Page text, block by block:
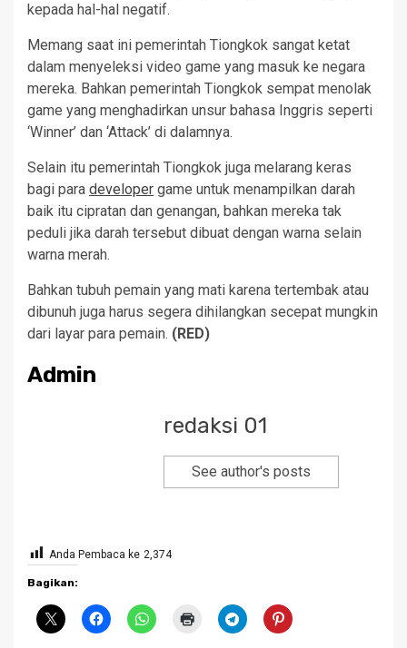
kepada hal-hal negatif.
Memang saat ini pemerintah Tiongkok sangat ketat
dalam menyeleksi video game yang masuk ke negara
mereka. Bahkan pemerintah Tiongkok sempat menolak
game yang menghadirkan unsur bahasa Inggris seperti
‘Winner’ dan ‘Attack’ di dalamnya.
Selain itu pemerintah Tiongkok juga melarang keras
bagi para developer game untuk menampilkan darah
baik itu cipratan dan genangan, bahkan mereka tak
peduli jika darah tersebut dibuat dengan warna selain
warna merah.
Bahkan tubuh pemain yang mati karena tertembak atau
dibunuh juga harus segera dihilangkan secepat mungkin
dari layar para pemain. (RED)
Admin
redaksi 01
See author's posts
Anda Pembaca ke 2,374
Bagikan: